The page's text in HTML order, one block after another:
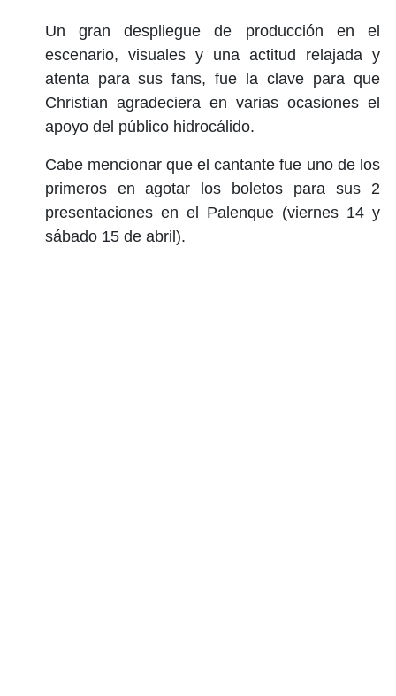
Un gran despliegue de producción en el
escenario, visuales y una actitud relajada y
atenta para sus fans, fue la clave para que
Christian agradeciera en varias ocasiones el
apoyo del público hidrocálido.
Cabe mencionar que el cantante fue uno de los
primeros en agotar los boletos para sus 2
presentaciones en el Palenque (viernes 14 y
sábado 15 de abril).